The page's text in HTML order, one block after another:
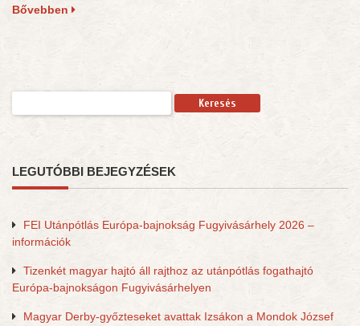
Bővebben
LEGUTÓBBI BEJEGYZÉSEK
FEI Utánpótlás Európa-bajnokság Fugyivásárhely 2026 –
információk
Tizenkét magyar hajtó áll rajthoz az utánpótlás fogathajtó
Európa-bajnokságon Fugyivásárhelyen
Magyar Derby-győzteseket avattak Izsákon a Mondok József